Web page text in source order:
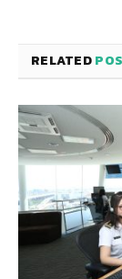
RELATED